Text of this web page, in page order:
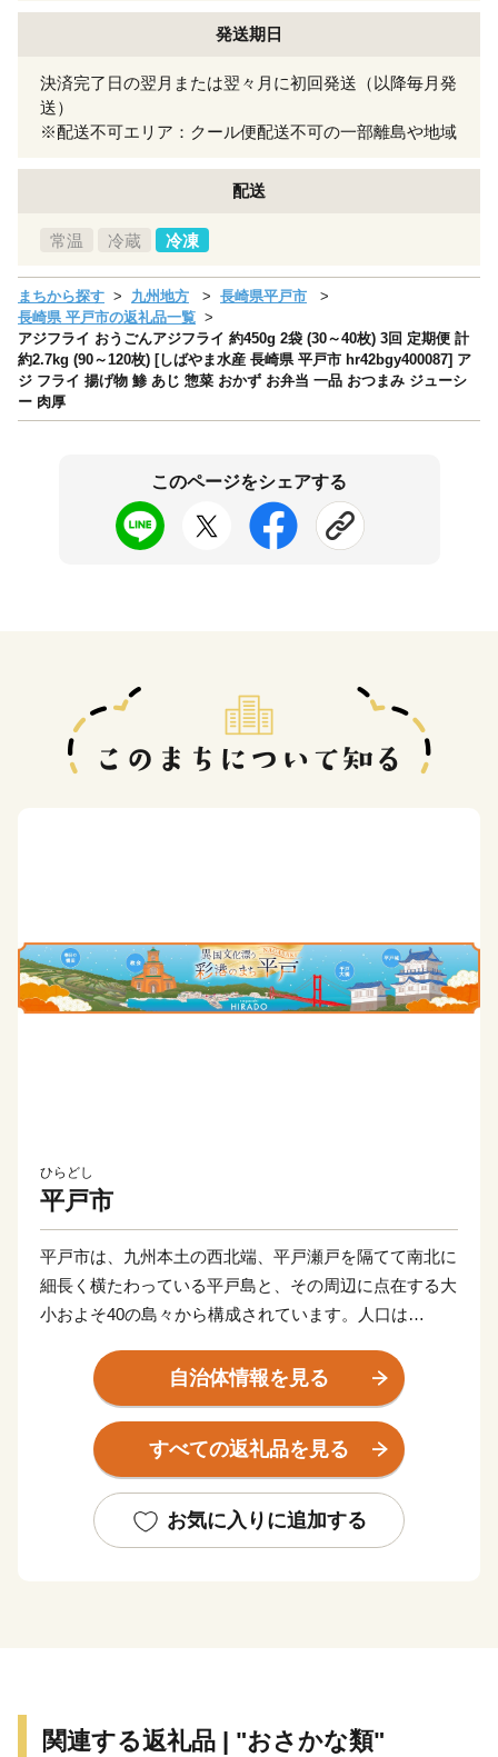
発送期日
決済完了日の翌月または翌々月に初回発送（以降毎月発
送）
※配送不可エリア：クール便配送不可の一部離島や地域
配送
常温 冷蔵 冷凍
まちから探す 九州地方
長崎県平戸市
長崎県 平戸市の返礼品一覧
アジフライ おうごんアジフライ 約450g 2袋 (30～40枚) 3回 定期便 計
約2.7kg (90～120枚) [しばやま水産 長崎県 平戸市 hr42bgy400087] ア
ジ フライ 揚げ物 鯵 あじ 惣菜 おかず お弁当 一品 おつまみ ジューシ
ー 肉厚
このページをシェアする
ひらどし
平戸市
平戸市は、九州本土の西北端、平戸瀬戸を隔てて南北に
細長く横たわっている平戸島と、その周辺に点在する大
小およそ40の島々から構成されています。人口は
も似ており、北は玄界灘、西は東シナ海を望んでいま
自治体情報を見る
すべての返礼品を見る
お気に入りに追加する
関連する返礼品 | "おさかな類"